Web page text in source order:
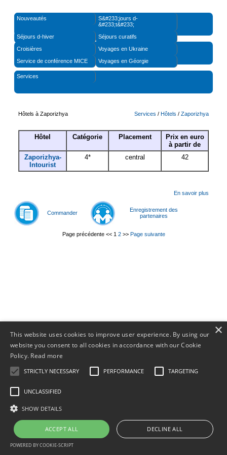
Nouveautés
S&#233;jours d-
&#233;t&#233;
Séjours d-hiver
Séjours curatifs
Croisières
Voyages en Ukraine
Service de conférence MICE
Voyages en Géorgie
Services
Hôtels à Zaporizhya Services / Hôtels / Zaporizhya
Hôtel Catégorie Placement
Prix en euro
à partir de
Zaporizhya-
Intourist
4* central 42
En savoir plus
Commander
Enregistrement des
partenaires
Page précédente<< 1 2>> Page suivante
×
This website uses cookies to improve user experience. By using our
website you consent to all cookies in accordance with our Cookie
Policy. Read more
STRICTLY NECESSARY PERFORMANCE TARGETING
UNCLASSIFIED
SHOW DETAILS
ACCEPT ALL DECLINE ALL
POWERED BY COOKIE-SCRIPT